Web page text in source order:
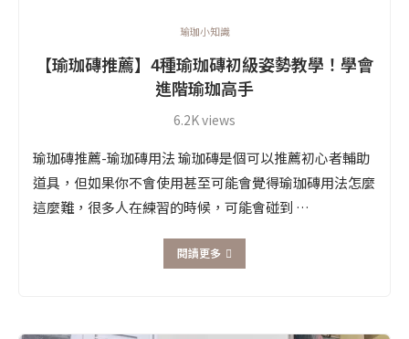
瑜珈小知識
【瑜珈磚推薦】4種瑜珈磚初級姿勢教學！學會
進階瑜珈高手
6.2K views
瑜珈磚推薦-瑜珈磚用法 瑜珈磚是個可以推薦初心者輔助
道具，但如果你不會使用甚至可能會覺得瑜珈磚用法怎麼
這麼難，很多人在練習的時候，可能會碰到 …
閱讀更多